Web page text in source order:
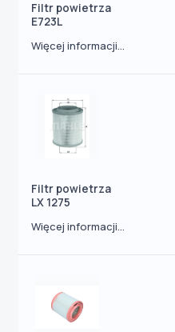
Filtr powietrza
E723L
Więcej informacji...
Filtr powietrza
LX 1275
Więcej informacji...